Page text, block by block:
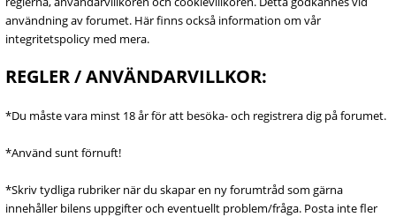
användning av forumet. Här finns också information om vår
integritetspolicy med mera.
REGLER / ANVÄNDARVILLKOR:
*Du måste vara minst 18 år för att besöka- och registrera dig på forumet.
*Använd sunt förnuft!
*Skriv tydliga rubriker när du skapar en ny forumtråd som gärna
innehåller bilens uppgifter och eventuellt problem/fråga. Posta inte fler